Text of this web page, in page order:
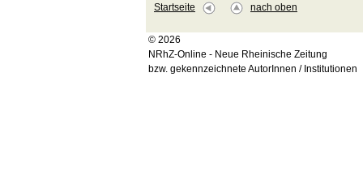
Startseite nach oben
© 2026
NRhZ-Online - Neue Rheinische Zeitung
bzw. gekennzeichnete AutorInnen / Institutionen